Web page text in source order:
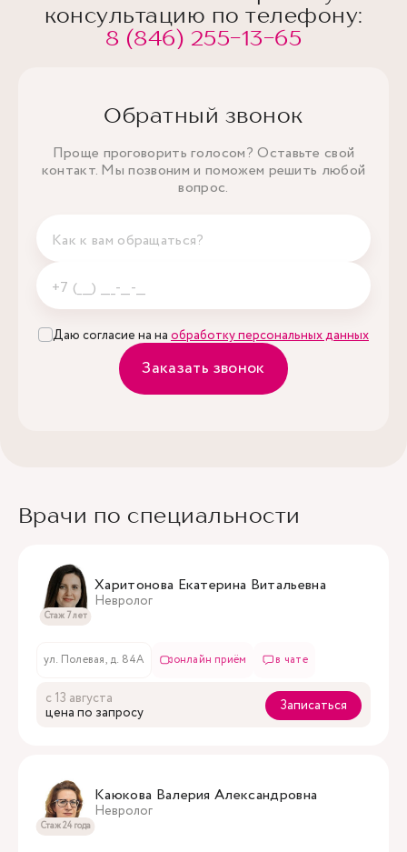
консультацию по телефону:
8 (846) 255-13-65
Обратный звонок
Проще проговорить голосом? Оставьте свой
контакт. Мы позвоним и поможем решить любой
вопрос.
Даю согласие на на обработку персональных данных
Заказать звонок
Врачи по специальности
Стаж 7 лет
Харитонова Екатерина Витальевна
Невролог
ул. Полевая, д. 84А онлайн приём в чате
с 13 августа
цена по запросу
Записаться
Стаж 24 года
Каюкова Валерия Александровна
Невролог